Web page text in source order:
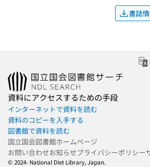
書誌
資料にアクセスするための手段
インターネットで資料を読む
資料のコピーを入手する
図書館で資料を読む
国立国会図書館ホームページ
お問い合わせお知らせプライバシーポリシー
© 2024- National Diet Library, Japan.